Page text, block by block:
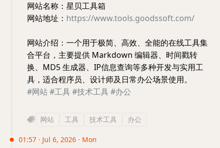
网站名称：星贝工具箱
网站地址： https://www.tools.goodssoft.com/
网站介绍：一个用于极简、高效、全能的在线工具集
合平台，主要提供 Markdown 编辑器、时间戳转
换、MD5 生成器、IP信息查询等多种开发与实用工
具，适合程序员、设计师及日常办公场景使用。
#网站#工具#技术工具#办公
网站 工具 技术工具 办公
01:57 · Jul 6, 2026 · Mon